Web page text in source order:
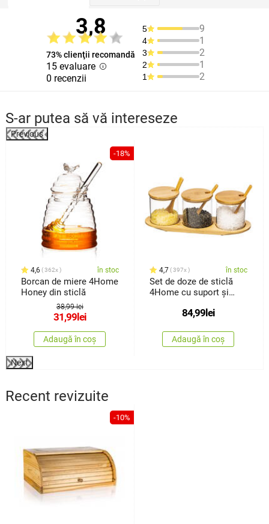
3,8
73% clienţii recomandă
15 evaluare
0 recenzii
5 9
4 1
3 2
2 1
1 2
S-ar putea să vă intereseze
Previous
-18%
4,6 362x în stoc
Borcan de miere 4Home
Honey din sticlă
38,99 lei
31,99 lei
Adaugă în coș
4,7 397x în stoc
Set de doze de sticlă
4Home cu suport și
84,99 lei
Adaugă în coș
Next
Recent revizuite
-10%